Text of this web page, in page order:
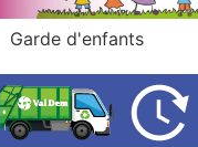
Garde d'enfants